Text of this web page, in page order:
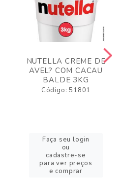
NUTELLA CREME DE
AVEL? COM CACAU
BALDE 3KG
Código: 51801
Faça seu login
ou
cadastre-se
para ver preços
e comprar